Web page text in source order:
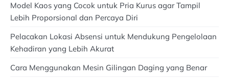
Model Kaos yang Cocok untuk Pria Kurus agar Tampil
Lebih Proporsional dan Percaya Diri
Pelacakan Lokasi Absensi untuk Mendukung Pengelolaan
Kehadiran yang Lebih Akurat
Cara Menggunakan Mesin Gilingan Daging yang Benar